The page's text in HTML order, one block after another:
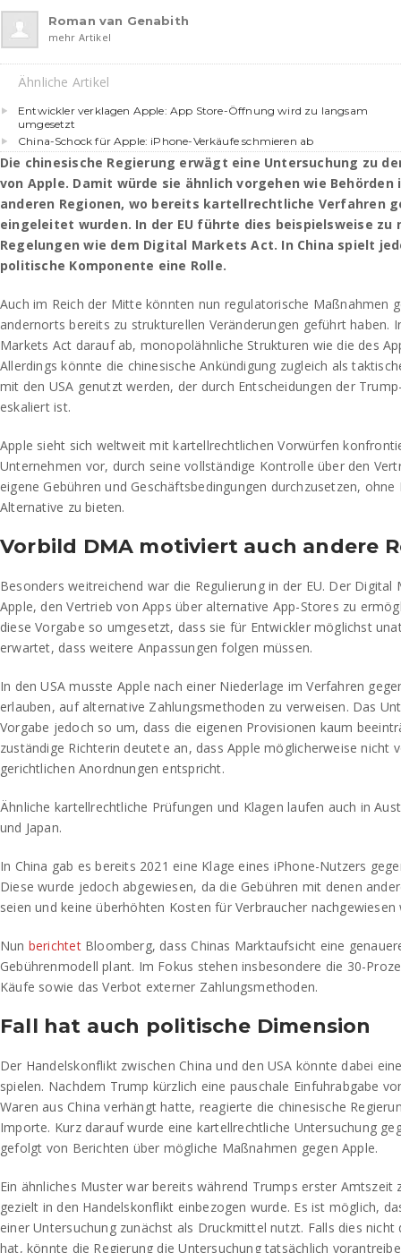
Roman van Genabith
mehr Artikel
Ähnliche Artikel
Entwickler verklagen Apple: App Store-Öffnung wird zu langsam
umgesetzt
China-Schock für Apple: iPhone-Verkäufe schmieren ab
Die chinesische Regierung erwägt eine Untersuchung zu
von Apple. Damit würde sie ähnlich vorgehen wie Behörden
anderen Regionen, wo bereits kartellrechtliche Verfahren
eingeleitet wurden. In der EU führte dies beispielsweise zu
Regelungen wie dem Digital Markets Act. In China spielt
politische Komponente eine Rolle.
Auch im Reich der Mitte könnten nun regulatorische Maßnahmen
andernorts bereits zu strukturellen Veränderungen geführt haben.
Markets Act darauf ab, monopolähnliche Strukturen wie die des
Allerdings könnte die chinesische Ankündigung zugleich als
mit den USA genutzt werden, der durch Entscheidungen der
eskaliert ist.
Apple sieht sich weltweit mit kartellrechtlichen Vorwürfen
Unternehmen vor, durch seine vollständige Kontrolle über den
eigene Gebühren und Geschäftsbedingungen durchzusetzen,
Alternative zu bieten.
Vorbild DMA motiviert auch andere
Besonders weitreichend war die Regulierung in der EU. Der
Apple, den Vertrieb von Apps über alternative App-Stores zu
diese Vorgabe so umgesetzt, dass sie für Entwickler möglichst
erwartet, dass weitere Anpassungen folgen müssen.
In den USA musste Apple nach einer Niederlage im Verfahren
erlauben, auf alternative Zahlungsmethoden zu verweisen. Das
Vorgabe jedoch so um, dass die eigenen Provisionen kaum
zuständige Richterin deutete an, dass Apple möglicherweise nicht
gerichtlichen Anordnungen entspricht.
Ähnliche kartellrechtliche Prüfungen und Klagen laufen auch in
und Japan.
In China gab es bereits 2021 eine Klage eines iPhone-Nutzers
Diese wurde jedoch abgewiesen, da die Gebühren mit denen
seien und keine überhöhten Kosten für Verbraucher
Nun berichtetBloomberg, dass Chinas Marktaufsicht eine
Gebührenmodell plant. Im Fokus stehen insbesondere die 30-
Käufe sowie das Verbot externer Zahlungsmethoden.
Fall hat auch politische Dimension
Der Handelskonflikt zwischen China und den USA könnte dabei
spielen. Nachdem Trump kürzlich eine pauschale Einfuhrabgabe
Waren aus China verhängt hatte, reagierte die chinesische
Importe. Kurz darauf wurde eine kartellrechtliche Untersuchung
gefolgt von Berichten über mögliche Maßnahmen gegen Apple.
Ein ähnliches Muster war bereits während Trumps erster Amtszeit
gezielt in den Handelskonflikt einbezogen wurde. Es ist möglich,
einer Untersuchung zunächst als Druckmittel nutzt. Falls dies
hat, könnte die Regierung die Untersuchung tatsächlich